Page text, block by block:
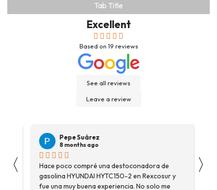
Tab Title
Excellent
Based on 19 reviews
See all reviews
Leave a review
〈
Pepe Suárez
8 months ago
Hace poco compré una destoconadora de
gasolina HYUNDAI HYTC150-2 en Rexcosur y
fue una muy buena experiencia. No solo me
〉